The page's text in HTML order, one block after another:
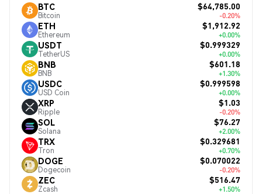
BTC
Bitcoin
$64,785.00
-0.20%
ETH
Ethereum
$1,912.92
+0.00%
USDT
TetherUS
$0.999329
+0.00%
BNB
BNB
$601.18
+1.30%
USDC
USD Coin
$0.999598
+0.00%
XRP
Ripple
$1.03
-0.20%
SOL
Solana
$76.27
+2.00%
TRX
Tron
$0.329681
+0.70%
DOGE
Dogecoin
$0.070022
-0.20%
ZEC
Zcash
$516.47
+1.50%